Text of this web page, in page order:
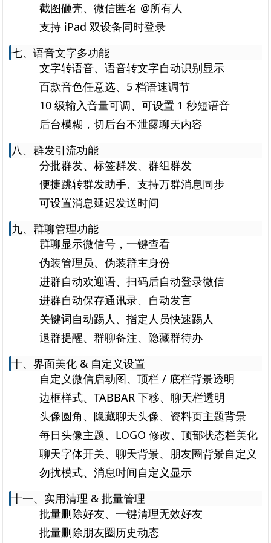
截图砸壳、微信匿名 @所有人
支持 iPad 双设备同时登录
七、语音文字多功能
文字转语音、语音转文字自动识别显示
百款音色任意选、5 档语速调节
10 级输入音量可调、可设置 1 秒短语音
后台模糊，切后台不泄露聊天内容
八、群发引流功能
分批群发、标签群发、群组群发
便捷跳转群发助手、支持万群消息同步
可设置消息延迟发送时间
九、群聊管理功能
群聊显示微信号，一键查看
伪装管理员、伪装群主身份
进群自动欢迎语、扫码后自动登录微信
进群自动保存通讯录、自动发言
关键词自动踢人、指定人员快速踢人
退群提醒、群聊备注、隐藏群待办
十、界面美化 & 自定义设置
自定义微信启动图、顶栏 / 底栏背景透明
边框样式、TABBAR 下移、聊天栏透明
头像圆角、隐藏聊天头像、资料页主题背景
每日头像主题、LOGO 修改、顶部状态栏美化
聊天字体开关、聊天背景、朋友圈背景自定义
勿扰模式、消息时间自定义显示
十一、实用清理 & 批量管理
批量删除好友、一键清理无效好友
批量删除朋友圈历史动态